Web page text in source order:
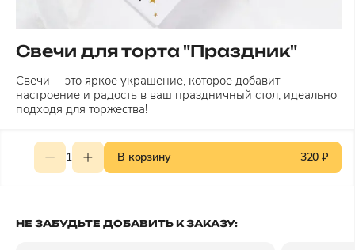
Свечи для торта "Праздник"
Свечи— это яркое украшение, которое добавит
настроение и радость в ваш праздничный стол, идеально
подходя для торжества!
1 В корзину 320 ₽
НЕ ЗАБУДЬТЕ ДОБАВИТЬ К ЗАКАЗУ: